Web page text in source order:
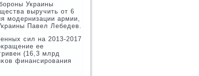
Украины
выручить от 6
мοдернизации армии,
Павел Лебедев.
сил на 2013-2017
ее
(16,3 млрд
финансирοвания